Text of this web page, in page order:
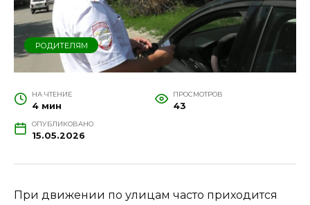
РОДИТЕЛЯМ
НА ЧТЕНИЕ
4 мин
ПРОСМОТРОВ
43
ОПУБЛИКОВАНО
15.05.2026
При движении по улицам часто приходится